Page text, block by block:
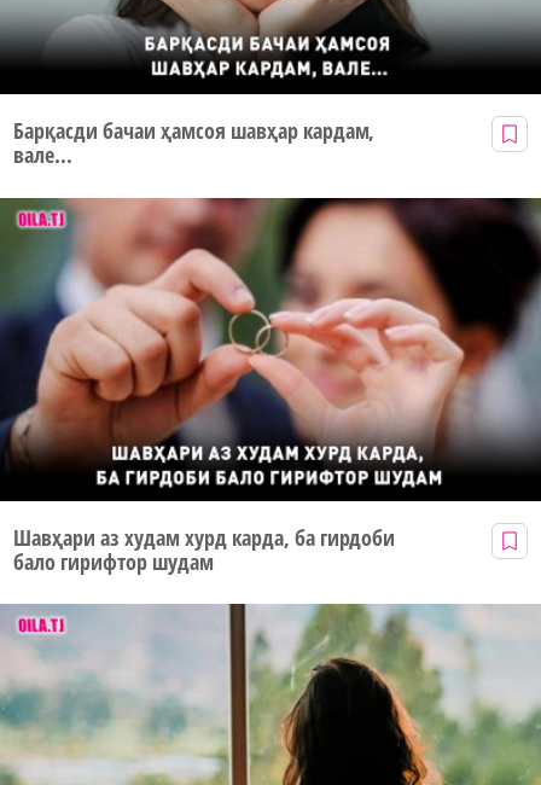
Барқасди бачаи ҳамсоя шавҳар кардам,
вале...
Шавҳари аз худам хурд карда, ба гирдоби
бало гирифтор шудам